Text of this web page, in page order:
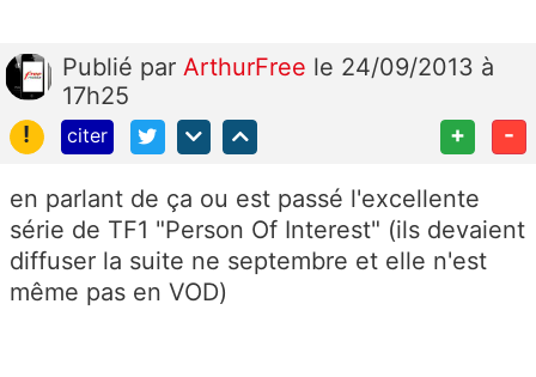
Publié par ArthurFree le 24/09/2013 à
17h25
!
citer + -
en parlant de ça ou est passé l'excellente
série de TF1 "Person Of Interest" (ils devaient
diffuser la suite ne septembre et elle n'est
même pas en VOD)